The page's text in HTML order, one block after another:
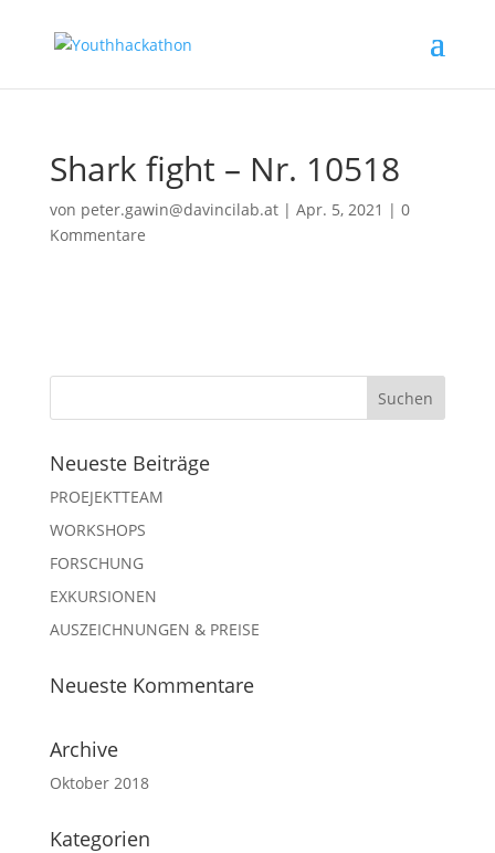
Shark fight – Nr. 10518
von peter.gawin@davincilab.at| Apr. 5, 2021 | 0
Kommentare
Neueste Beiträge
PROEJEKTTEAM
WORKSHOPS
FORSCHUNG
EXKURSIONEN
AUSZEICHNUNGEN & PREISE
Neueste Kommentare
Archive
Oktober 2018
Kategorien